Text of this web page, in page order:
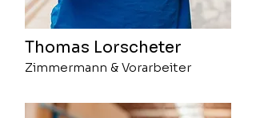
Thomas Lorscheter
Zimmermann & Vorarbeiter